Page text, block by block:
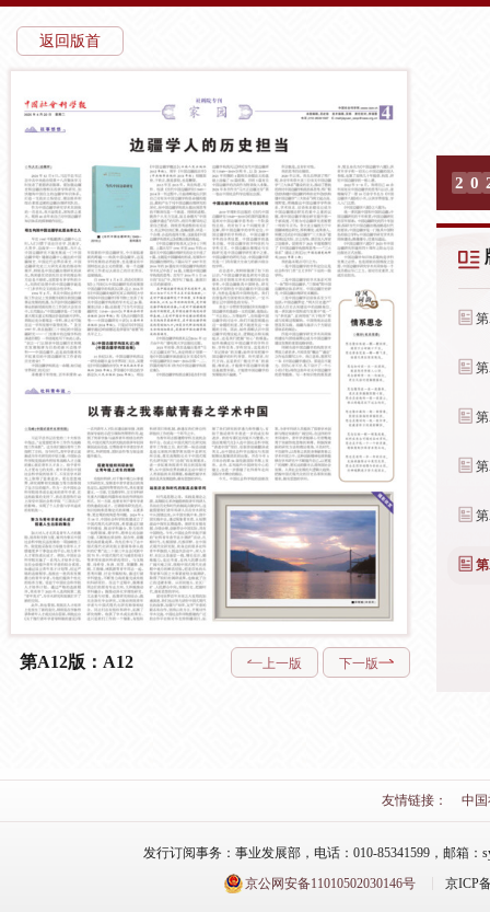
返回版首
第A12版：A12 上一版 下一版
2 0
友情链接： 中
发行订阅事务：事业发展部，电话：010-85341599，邮箱：
京公网安备11010502030146号
京ICP